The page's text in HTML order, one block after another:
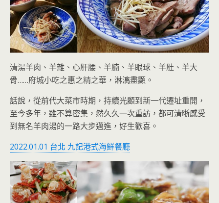
清湯羊肉、羊雜、心肝腰、羊腩、羊眼球、羊肚、羊大
骨……府城小吃之惠之精之華，淋漓盡顯。
話說，從前代大菜市時期，持續光顧到新一代遷址重開，
至今多年，雖不算密集，然久久一次重訪，都可清晰感受
到無名羊肉湯的一路大步邁進，好生歡喜。
2022.01.01 台北 九記港式海鮮餐廳